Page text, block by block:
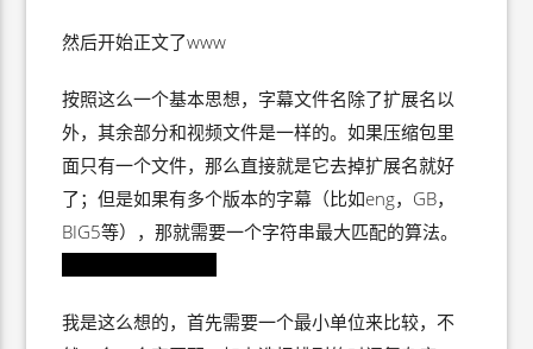
然后开始正文了www
按照这么一个基本思想，字幕文件名除了扩展名以
外，其余部分和视频文件是一样的。如果压缩包里
面只有一个文件，那么直接就是它去掉扩展名就好
了；但是如果有多个版本的字幕（比如eng，GB，
BIG5等），那就需要一个字符串最大匹配的算法。
我是这么想的，首先需要一个最小单位来比较，不